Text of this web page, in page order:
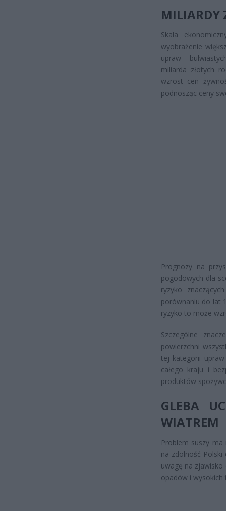
MILIARDY
Skala
wyobrażenie
upraw –
miliarda złotych
wzrost cen
podnosząc ceny
Prognozy na
pogodowych dla
ryzyko
porównaniu do lat
ryzyko to może
Szczególne
powierzchni
tej kategorii
całego kraju i
produktów
GLEBA
WIATREM
Problem suszy ma
na zdolność Polski
uwagę na
opadów i wysokich